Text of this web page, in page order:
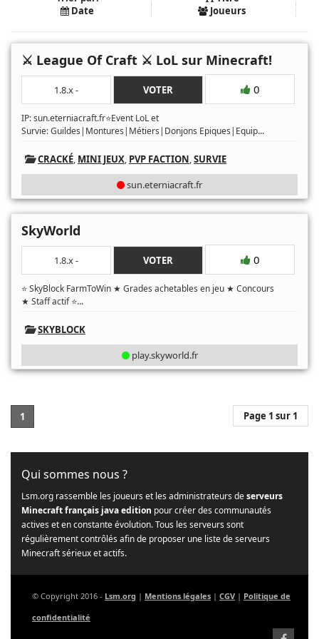
Date
Joueurs
⚔️ League Of Craft ⚔️ LoL sur Minecraft!
1.8.x - VOTER 0
IP: sun.eterniacraft.fr⭐Event LoL et
Survie: Guildes|Montures|Métiers|Donjons Epiques|Equip...
CRACKÉ, MINI JEUX, PVP FACTION,SURVIE
sun.eterniacraft.fr
SkyWorld
1.8.x - VOTER 0
⭐ SkyBlock FarmToWin ★ Grades achetables en jeu ★ Concours
★ Staff actif ⭐...
SKYBLOCK
play.skyworld.fr
1 Page 1 sur 1
Qui sommes nous ?
Lsm.org rassemble les joueurs et les administrateurs deserveurs
Minecraft français java edition pour créer des communautés
actives et en constante évolution. Tous les serveurs sont
régulièrement contrôlés afin de proposer une liste de serveurs
Minecraft sérieux et actifs.
© Copyright 2016 - Lsm.org | Mentions légales | CGV | Politique de
confidentialité